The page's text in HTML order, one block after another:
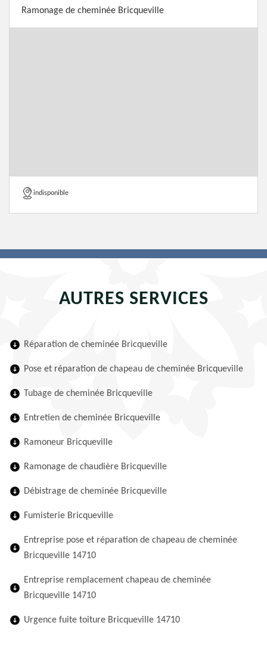
Ramonage de cheminée Bricqueville
indisponible
AUTRES SERVICES
Réparation de cheminée Bricqueville
Pose et réparation de chapeau de cheminée Bricqueville
Tubage de cheminée Bricqueville
Entretien de cheminée Bricqueville
Ramoneur Bricqueville
Ramonage de chaudière Bricqueville
Débistrage de cheminée Bricqueville
Fumisterie Bricqueville
Entreprise pose et réparation de chapeau de cheminée
Bricqueville 14710
Entreprise remplacement chapeau de cheminée
Bricqueville 14710
Urgence fuite toiture Bricqueville 14710